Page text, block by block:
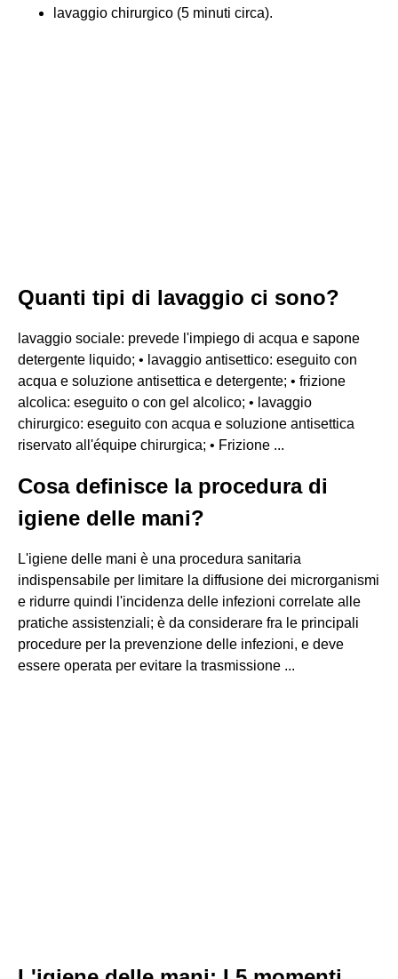
lavaggio chirurgico (5 minuti circa).
Quanti tipi di lavaggio ci sono?
lavaggio sociale: prevede l'impiego di acqua e sapone
detergente liquido; • lavaggio antisettico: eseguito con
acqua e soluzione antisettica e detergente; • frizione
alcolica: eseguito o con gel alcolico; • lavaggio
chirurgico: eseguito con acqua e soluzione antisettica
riservato all'équipe chirurgica; • Frizione ...
Cosa definisce la procedura di
igiene delle mani?
L'igiene delle mani è una procedura sanitaria
indispensabile per limitare la diffusione dei microrganismi
e ridurre quindi l'incidenza delle infezioni correlate alle
pratiche assistenziali; è da considerare fra le principali
procedure per la prevenzione delle infezioni, e deve
essere operata per evitare la trasmissione ...